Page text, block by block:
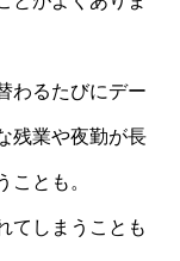
わるたびにデー
残業や夜勤が長
ことも。
てしまうことも